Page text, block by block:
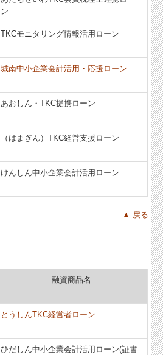
ン
TKCモニタリング情報活用ローン
城南中小企業会計活用・応援ローン
あおしん・TKC提携ローン
（はまぎん）TKC経営支援ローン
けんしん中小企業会計活用ローン
▲ 戻る
融資商品名
とうしんTKC経営者ローン
ひだしん中小企業会計活用ローン(証書